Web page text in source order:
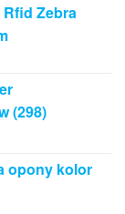
Rfid Zebra
(298)
opony kolor